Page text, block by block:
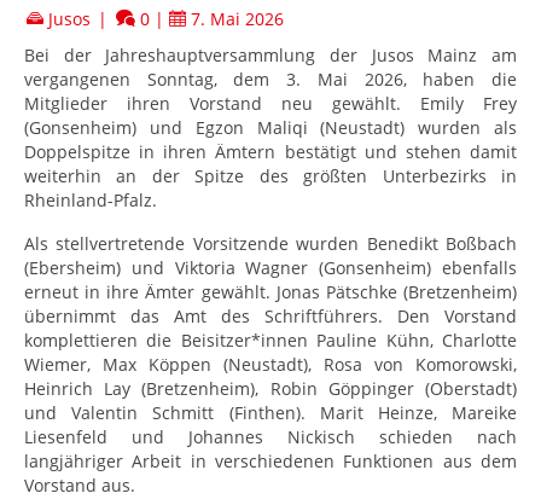
Jusos | 0 |
7. Mai 2026
Bei der Jahreshauptversammlung der Jusos Mainz am
vergangenen Sonntag, dem 3. Mai 2026, haben die
Mitglieder ihren Vorstand neu gewählt. Emily Frey
(Gonsenheim) und Egzon Maliqi (Neustadt) wurden als
Doppelspitze in ihren Ämtern bestätigt und stehen damit
weiterhin an der Spitze des größten Unterbezirks in
Rheinland-Pfalz.
Als stellvertretende Vorsitzende wurden Benedikt Boßbach
(Ebersheim) und Viktoria Wagner (Gonsenheim) ebenfalls
erneut in ihre Ämter gewählt. Jonas Pätschke (Bretzenheim)
übernimmt das Amt des Schriftführers. Den Vorstand
komplettieren die Beisitzer*innen Pauline Kühn, Charlotte
Wiemer, Max Köppen (Neustadt), Rosa von Komorowski,
Heinrich Lay (Bretzenheim), Robin Göppinger (Oberstadt)
und Valentin Schmitt (Finthen). Marit Heinze, Mareike
Liesenfeld und Johannes Nickisch schieden nach
langjähriger Arbeit in verschiedenen Funktionen aus dem
Vorstand aus.